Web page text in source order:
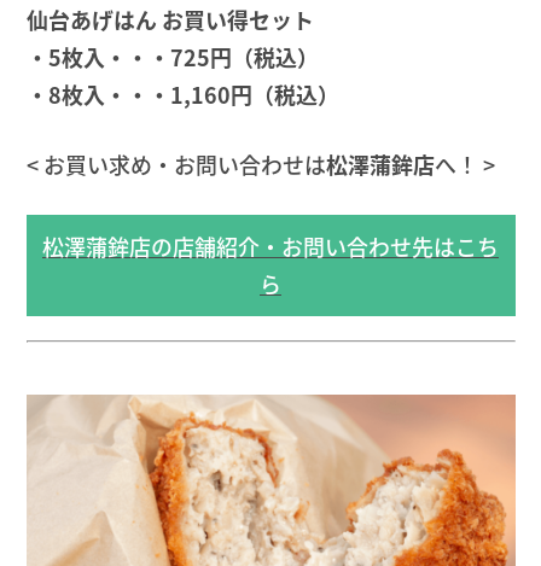
仙台あげはん お買い得セット
・5枚入・・・725円（税込）
・8枚入・・・1,160円（税込）
< お買い求め・お問い合わせは松澤蒲鉾店へ！ >
松澤蒲鉾店の店舗紹介・お問い合わせ先はこち
ら